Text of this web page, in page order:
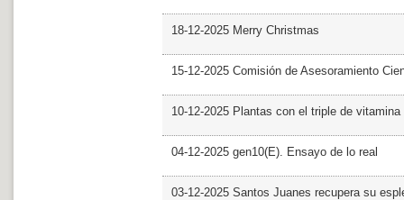
18-12-2025 Merry Christmas
15-12-2025 Comisión de Asesoramiento
10-12-2025 Plantas con el triple de vitamina
04-12-2025 gen10(E). Ensayo de lo real
03-12-2025 Santos Juanes recupera su